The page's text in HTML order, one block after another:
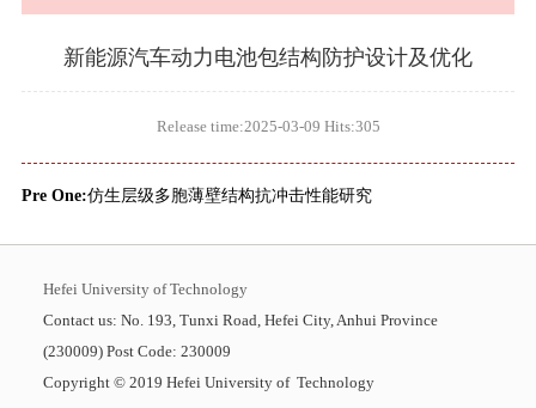
新能源汽车动力电池包结构防护设计及优化
Release time:2025-03-09 Hits:305
Pre One:仿生层级多胞薄壁结构抗冲击性能研究
Hefei University of Technology
Contact us: No. 193, Tunxi Road, Hefei City, Anhui Province
(230009) Post Code: 230009
Copyright © 2019 Hefei University of Technology